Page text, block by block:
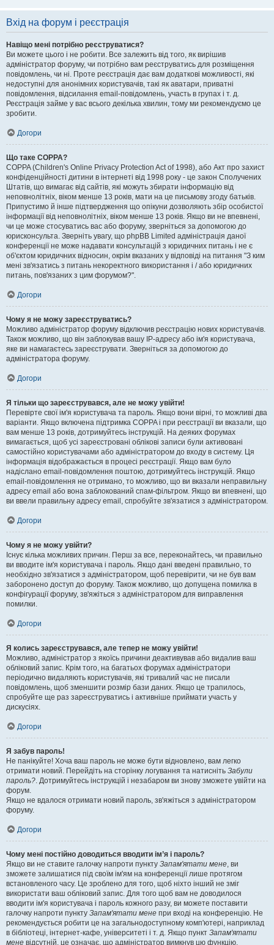
Вхід на форум і реєстрація
Навіщо мені потрібно реєструватися?
Ви можете цього і не робити. Все залежить від того, як вирішив
адміністратор форуму, чи потрібно вам реєструватись для розміщення
повідомлень, чи ні. Проте реєстрація дає вам додаткові можливості, які
недоступні для анонімних користувачів, такі як аватари, приватні
повідомлення, відсилання email-повідомлень, участь в групах і т. д.
Реєстрація займе у вас всього декілька хвилин, тому ми рекомендуємо це
зробити.
Догори
Що таке COPPA?
COPPA (Children's Online Privacy Protection Act of 1998), або Акт про захист
конфіденційності дитини в інтернеті від 1998 року - це закон Сполучених
Штатів, що вимагає від сайтів, які можуть збирати інформацію від
неповнолітніх, віком менше 13 років, мати на це письмову згоду батьків.
Припустимо й інше підтвердження що опікуни дозволяють збір особистої
інформації від неповнолітніх, віком менше 13 років. Якщо ви не впевнені,
чи це може стосуватись вас або форуму, зверніться за допомогою до
юрисконсульта. Зверніть увагу, що phpBB Limited адміністрація даної
конференції не може надавати консультацій з юридичних питань і не є
об'єктом юридичних відносин, окрім вказаних у відповіді на питання "З ким
мені зв'язатись з питань некоректного використання і / або юридичних
питань, пов'язаних з цим форумом?".
Догори
Чому я не можу зареєструватись?
Можливо адміністратор форуму відключив реєстрацію нових користувачів.
Також можливо, що він заблокував вашу IP-адресу або ім'я користувача,
яке ви намагаєтесь зареєструвати. Зверніться за допомогою до
адміністратора форуму.
Догори
Я тільки що зареєструвався, але не можу увійти!
Перевірте свої ім'я користувача та пароль. Якщо вони вірні, то можливі два
варіанти. Якщо включена підтримка COPPA і при реєстрації ви вказали, що
вам менше 13 років, дотримуйтесь інструкцій. На деяких форумах
вимагається, щоб усі зареєстровані облікові записи були активовані
самостійно користувачами або адміністратором до входу в систему. Ця
інформація відображається в процесі реєстрації. Якщо вам було
надіслано email-повідомлення поштою, дотримуйтесь інструкцій. Якщо
email-повідомлення не отримано, то можливо, що ви вказали неправильну
адресу email або вона заблокований спам-фільтром. Якщо ви впевнені, що
ви ввели правильну адресу email, спробуйте зв'язатися з адміністратором.
Догори
Чому я не можу увійти?
Існує кілька можливих причин. Перш за все, переконайтесь, чи правильно
ви вводите ім'я користувача і пароль. Якщо дані введені правильно, то
необхідно зв'язатися з адміністратором, щоб перевірити, чи не був вам
заборонено доступ до форуму. Також можливо, що допущена помилка в
конфігурації форуму, зв'яжіться з адміністратором для виправлення
помилки.
Догори
Я колись зареєструвався, але тепер не можу увійти!
Можливо, адміністратор з якоїсь причини деактивував або видалив ваш
обліковий запис. Крім того, на багатьох форумах адміністратори
періодично видаляють користувачів, які тривалий час не писали
повідомлень, щоб зменшити розмір бази даних. Якщо це трапилось,
спробуйте ще раз зареєструватись і активніше приймати участь у
дискусіях.
Догори
Я забув пароль!
Не панікуйте! Хоча ваш пароль не може бути відновлено, вам легко
отримати новий. Перейдіть на сторінку логування та натисніть Забули
пароль?. Дотримуйтесь інструкцій і незабаром ви знову зможете увійти на
форум.
Якщо не вдалося отримати новий пароль, зв'яжіться з адміністратором
форуму.
Догори
Чому мені постійно доводиться вводити ім’я і пароль?
Якщо ви не ставите галочку напроти пункту Запам'ятати мене, ви
зможете залишатися під своїм ім'ям на конференції лише протягом
встановленого часу. Це зроблено для того, щоб ніхто інший не зміг
використати ваш обліковий запис. Для того щоб вам не доводилося
вводити ім'я користувача і пароль кожного разу, ви можете поставити
галочку напроти пункту Запам'ятати мене при вході на конференцію. Не
рекомендується робити це на загальнодоступному комп'ютері, наприклад
в бібліотеці, інтернет-кафе, університеті і т. д. Якщо пункт Запам'ятати
мене відсутній, це означає, що адміністратор вимкнув цю функцію.